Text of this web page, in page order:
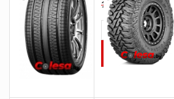
1 439,48 BYN
Please
select